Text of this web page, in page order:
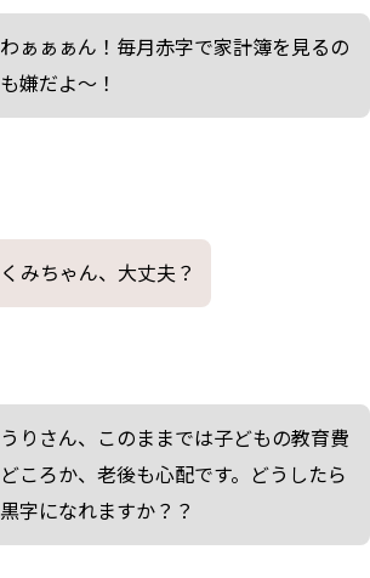
わぁぁぁん！毎月赤字で家計簿を見るの
も嫌だよ～！
くみちゃん、大丈夫？
うりさん、このままでは子どもの教育費
どころか、老後も心配です。どうしたら
黒字になれますか？？